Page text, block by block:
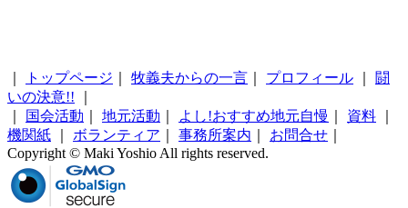
トップページ 牧義夫からの一言 プロフィール
闘
いの決意!!
国会活動 地元活動 よし!おすすめ地元自慢 資料
機関紙
ボランティア 事務所案内 お問合せ
Copyright © Maki Yoshio All rights reserved.